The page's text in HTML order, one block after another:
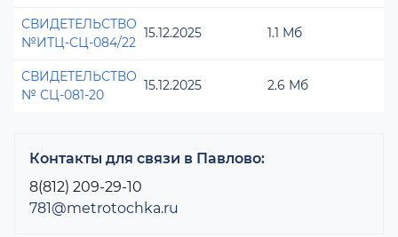
СВИДЕТЕЛЬСТВО
№ИТЦ-СЦ-084/22
15.12.2025 1.1 Мб
СВИДЕТЕЛЬСТВО
№ СЦ-081-20
15.12.2025 2.6 Мб
Контакты для связи в Павлово:
8(812) 209-29-10
781@metrotochka.ru